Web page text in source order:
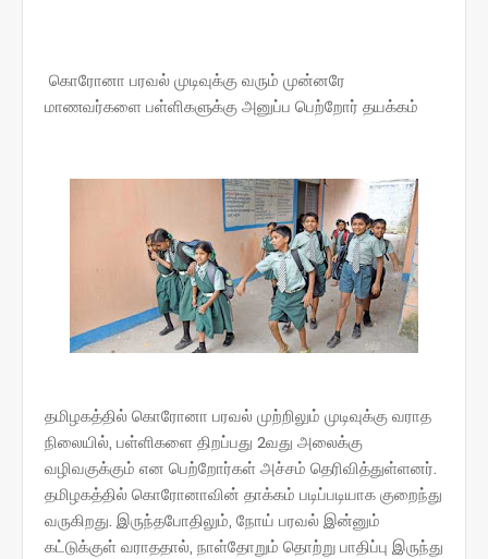
கொரோனா பரவல் முடிவுக்கு வரும் முன்னரே
மாணவர்களை பள்ளிகளுக்கு அனுப்ப பெற்றோர் தயக்கம்
தமிழகத்தில் கொரோனா பரவல் முற்றிலும் முடிவுக்கு வராத
நிலையில், பள்ளிகளை திறப்பது 2வது அலைக்கு
வழிவகுக்கும் என பெற்றோர்கள் அச்சம் தெரிவித்துள்ளனர்.
தமிழகத்தில் கொரோனாவின் தாக்கம் படிப்படியாக குறைந்து
வருகிறது. இருந்தபோதிலும், நோய் பரவல் இன்னும்
கட்டுக்குள் வராததால், நாள்தோறும் தொற்று பாதிப்பு இருந்து